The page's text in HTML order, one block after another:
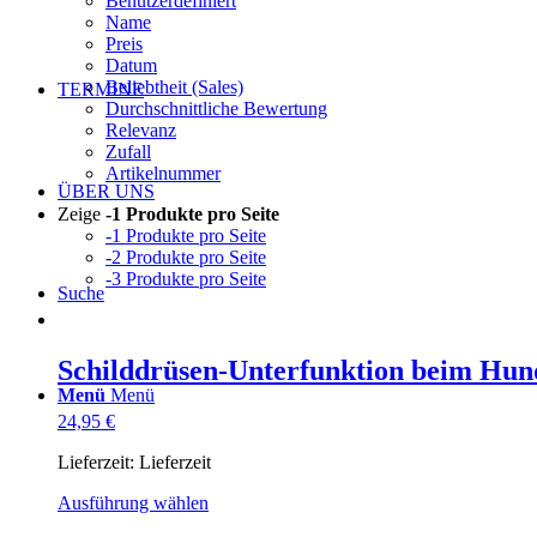
TERMINE
ÜBER UNS
Suche
Menü Menü
Name
Preis
Datum
Beliebtheit (Sales)
Durchschnittliche Bewertung
Relevanz
Zufall
Artikelnummer
Zeige -1 Produkte pro Seite
-1 Produkte pro Seite
-2 Produkte pro Seite
-3 Produkte pro Seite
Schilddrüsen-Unterfunktion beim
24,95 €
Lieferzeit: Lieferzeit
Ausführung wählen